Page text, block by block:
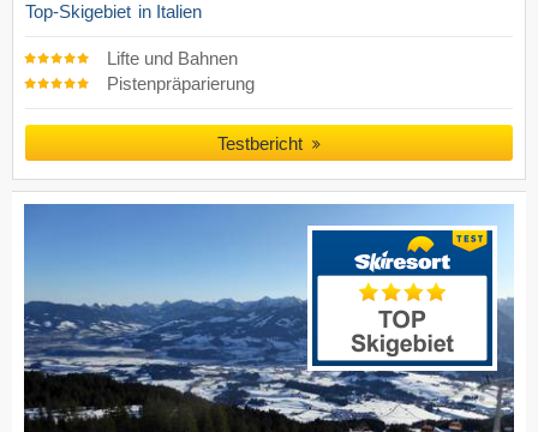
Top-Skigebiet in Italien
Lifte und Bahnen
Pistenpräparierung
Testbericht